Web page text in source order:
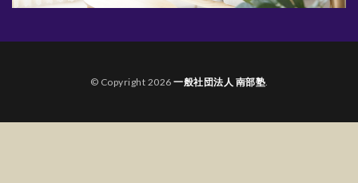
© Copyright 2026 一般社団法人 南部塾.